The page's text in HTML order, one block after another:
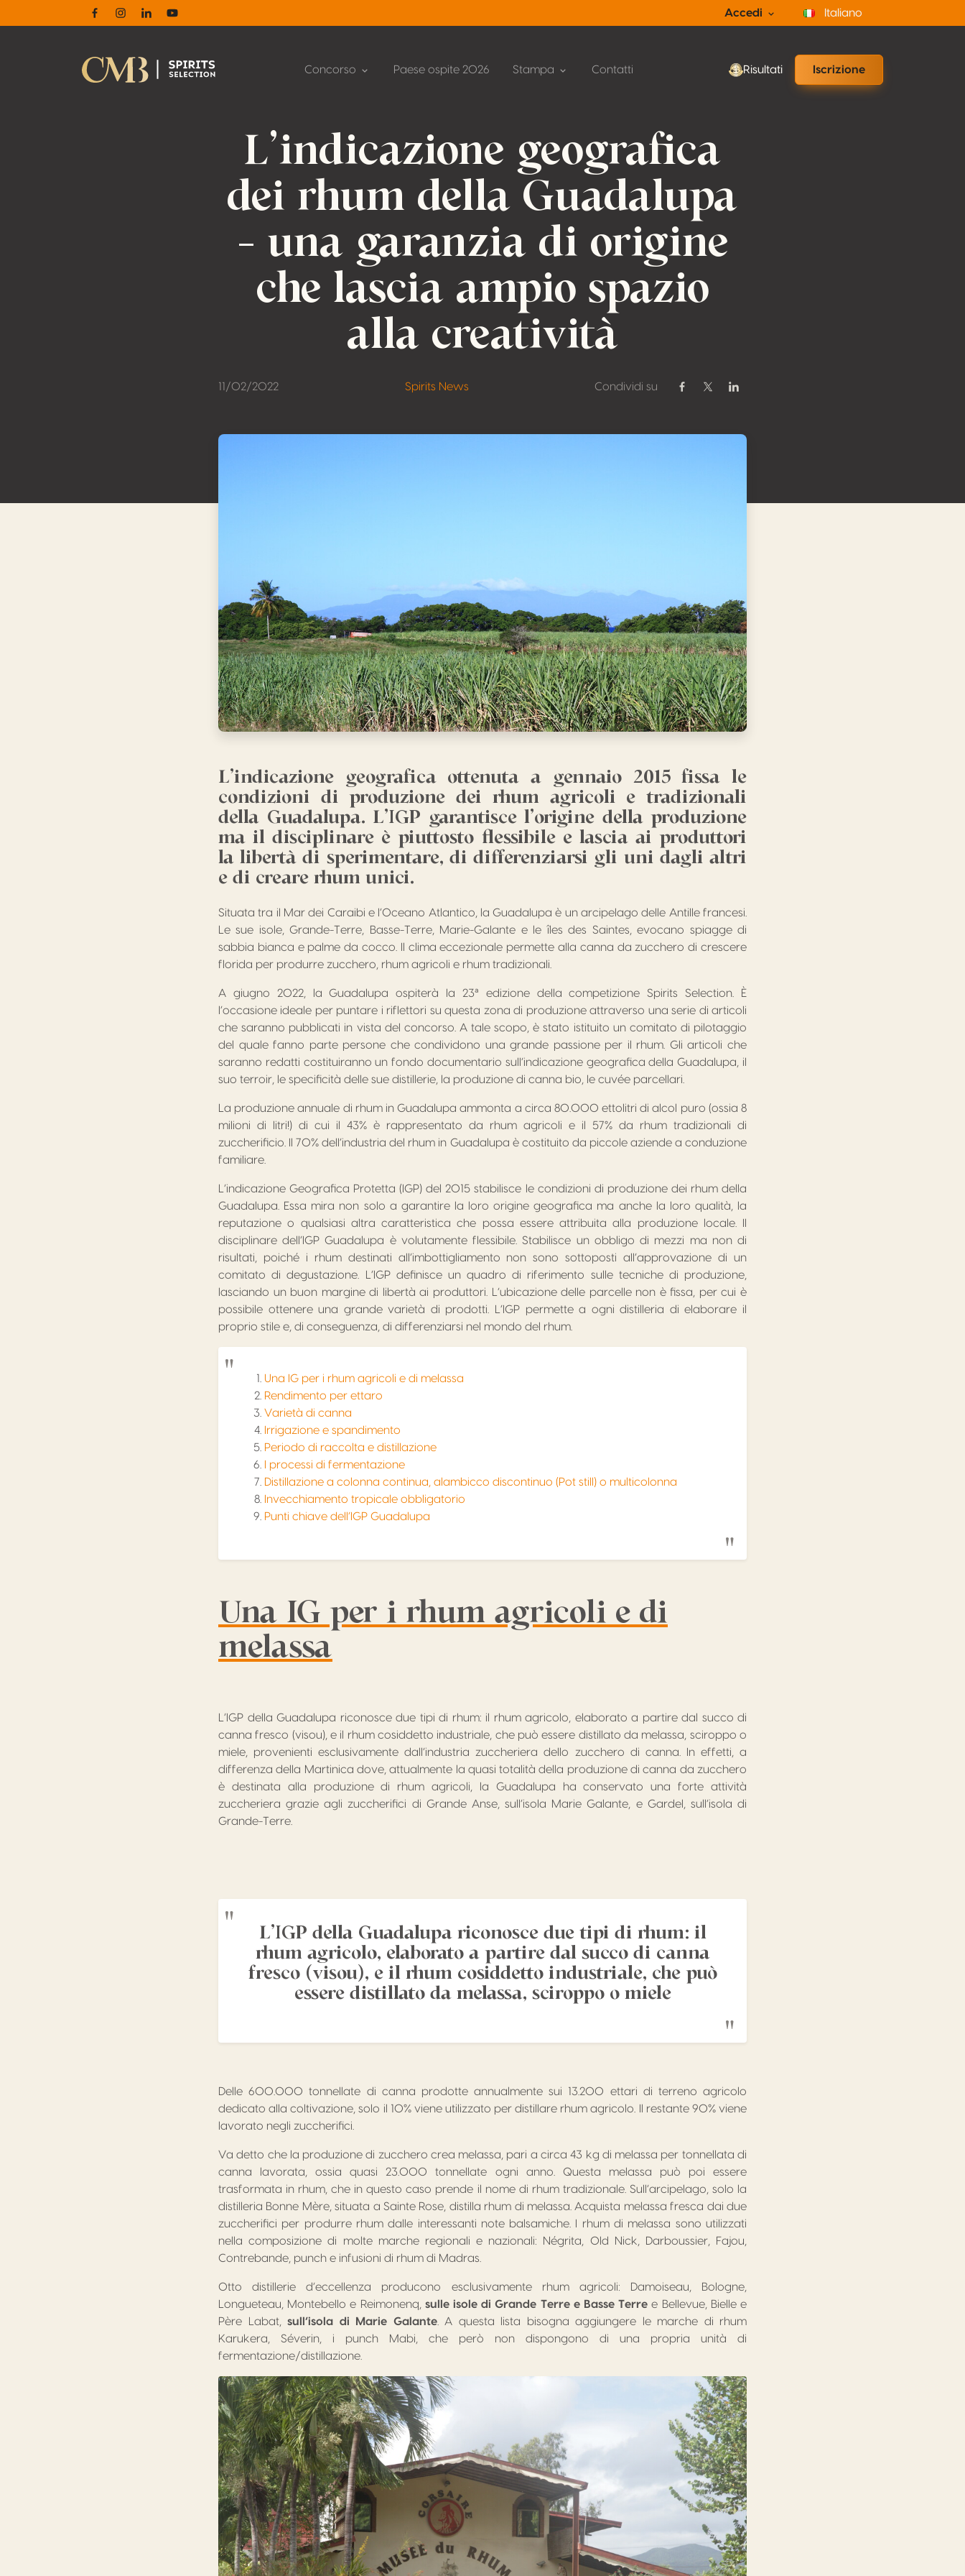
FacebookInstagram
LinkedinYoutube
Accedi Italiano
Concorso Paese ospite 2026 Stampa Contatti Risultati Iscrizione
L’indicazione geografica
dei rhum della Guadalupa
– una garanzia di origine
che lascia ampio spazio
alla creatività
11/02/2022 Spirits News Condividi su
Condividi su Facebook
Condividi su Twitter / X
Condividi su Linkedin
L’indicazione geografica ottenuta a gennaio 2015 fissa le
condizioni di produzione dei rhum agricoli e tradizionali
della Guadalupa. L’IGP garantisce l’origine della produzione
ma il disciplinare è piuttosto flessibile e lascia ai produttori
la libertà di sperimentare, di differenziarsi gli uni dagli altri
e di creare rhum unici.
Situata tra il Mar dei Caraibi e l’Oceano Atlantico, la Guadalupa è un arcipelago delle Antille francesi.
Le sue isole, Grande-Terre, Basse-Terre, Marie-Galante e le îles des Saintes, evocano spiagge di
sabbia bianca e palme da cocco. Il clima eccezionale permette alla canna da zucchero di crescere
florida per produrre zucchero, rhum agricoli e rhum tradizionali.
A giugno 2022, la Guadalupa ospiterà la 23ª edizione della competizione Spirits Selection. È
l’occasione ideale per puntare i riflettori su questa zona di produzione attraverso una serie di articoli
che saranno pubblicati in vista del concorso. A tale scopo, è stato istituito un comitato di pilotaggio
del quale fanno parte persone che condividono una grande passione per il rhum. Gli articoli che
saranno redatti costituiranno un fondo documentario sull’indicazione geografica della Guadalupa, il
suo terroir, le specificità delle sue distillerie, la produzione di canna bio, le cuvée parcellari.
La produzione annuale di rhum in Guadalupa ammonta a circa 80.000 ettolitri di alcol puro (ossia 8
milioni di litri!) di cui il 43% è rappresentato da rhum agricoli e il 57% da rhum tradizionali di
zuccherificio. Il 70% dell’industria del rhum in Guadalupa è costituito da piccole aziende a conduzione
familiare.
L’indicazione Geografica Protetta (IGP) del 2015 stabilisce le condizioni di produzione dei rhum della
Guadalupa. Essa mira non solo a garantire la loro origine geografica ma anche la loro qualità, la
reputazione o qualsiasi altra caratteristica che possa essere attribuita alla produzione locale. Il
disciplinare dell’IGP Guadalupa è volutamente flessibile. Stabilisce un obbligo di mezzi ma non di
risultati, poiché i rhum destinati all’imbottigliamento non sono sottoposti all’approvazione di un
comitato di degustazione. L’IGP definisce un quadro di riferimento sulle tecniche di produzione,
lasciando un buon margine di libertà ai produttori. L’ubicazione delle parcelle non è fissa, per cui è
possibile ottenere una grande varietà di prodotti. L’IGP permette a ogni distilleria di elaborare il
proprio stile e, di conseguenza, di differenziarsi nel mondo del rhum.
Una IG per i rhum agricoli e di melassa
Rendimento per ettaro
Varietà di canna
Irrigazione e spandimento
Periodo di raccolta e distillazione
I processi di fermentazione
Distillazione a colonna continua, alambicco discontinuo (Pot still) o multicolonna
Invecchiamento tropicale obbligatorio
Punti chiave dell’IGP Guadalupa
Una IG per i rhum agricoli e di
melassa
L’IGP della Guadalupa riconosce due tipi di rhum: il rhum agricolo, elaborato a partire dal succo di
canna fresco (visou), e il rhum cosiddetto industriale, che può essere distillato da melassa, sciroppo o
miele, provenienti esclusivamente dall’industria zuccheriera dello zucchero di canna. In effetti, a
differenza della Martinica dove, attualmente la quasi totalità della produzione di canna da zucchero
è destinata alla produzione di rhum agricoli, la Guadalupa ha conservato una forte attività
zuccheriera grazie agli zuccherifici di Grande Anse, sull’isola Marie Galante, e Gardel, sull’isola di
Grande-Terre.
L’IGP della Guadalupa riconosce due tipi di rhum: il
rhum agricolo, elaborato a partire dal succo di canna
fresco (visou), e il rhum cosiddetto industriale, che può
essere distillato da melassa, sciroppo o miele
Delle 600.000 tonnellate di canna prodotte annualmente sui 13.200 ettari di terreno agricolo
dedicato alla coltivazione, solo il 10% viene utilizzato per distillare rhum agricolo. Il restante 90% viene
lavorato negli zuccherifici.
Va detto che la produzione di zucchero crea melassa, pari a circa 43 kg di melassa per tonnellata di
canna lavorata, ossia quasi 23.000 tonnellate ogni anno. Questa melassa può poi essere
trasformata in rhum, che in questo caso prende il nome di rhum tradizionale. Sull’arcipelago, solo la
distilleria Bonne Mère, situata a Sainte Rose, distilla rhum di melassa. Acquista melassa fresca dai due
zuccherifici per produrre rhum dalle interessanti note balsamiche. I rhum di melassa sono utilizzati
nella composizione di molte marche regionali e nazionali: Négrita, Old Nick, Darboussier, Fajou,
Contrebande, punch e infusioni di rhum di Madras.
Otto distillerie d’eccellenza producono esclusivamente rhum agricoli: Damoiseau, Bologne,
Longueteau, Montebello e Reimonenq, sulle isole di Grande Terre e Basse Terre e Bellevue, Bielle e
Père Labat, sull’isola di Marie Galante. A questa lista bisogna aggiungere le marche di rhum
Karukera, Séverin, i punch Mabi, che però non dispongono di una propria unità di
fermentazione/distillazione.